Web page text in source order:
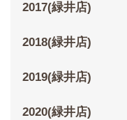
2017(緑井店)
2018(緑井店)
2019(緑井店)
2020(緑井店)